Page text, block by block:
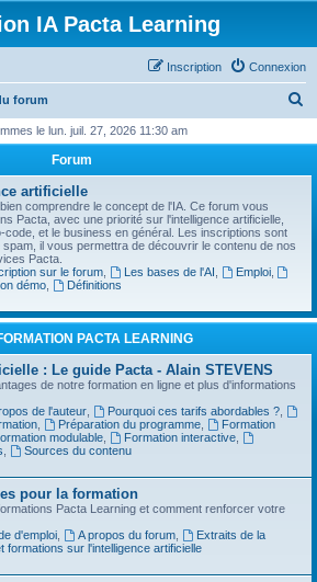
IA Pacta Learning
Connexion
Inscription
forum
h
e
le lun. juil. 27, 2026 11:30 am
Forum
artificielle
comprendre le concept de l'IA. Ce forum vous
Pacta, avec une priorité sur l'intelligence artificielle,
code, et le business en général. Les inscriptions sont
il vous permettra de découvrir le contenu de nos
Pacta.
sur le forum, Les bases de l'AI Emploi,
démo,
Définitions
PACTA LEARNING
: Le guide Pacta - Alain STEVENS
de notre formation en ligne et plus d'informations
de l'auteur, Pourquoi ces tarifs abordables ?,
Préparation du programme,
Formation
modulable, Formation interactive,
Sources du contenu
pour la formation
Pacta Learning et comment renforcer votre
d'emploi, A propos du forum,
Extraits de la
formations sur l'intelligence artificielle